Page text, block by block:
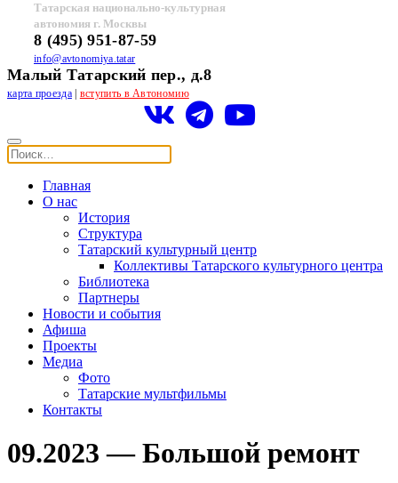
Татарская национально-культурная
автономия г. Москвы
8 (495) 951-87-59
info@avtonomiya.tatar
Малый Татарский пер., д.8
карта проезда| вступить в Автономию
Главная
О нас
История
Структура
Татарский культурный центр
Коллективы Татарского культурного центра
Библиотека
Партнеры
Новости и события
Афиша
Проекты
Медиа
Фото
Татарские мультфильмы
Контакты
09.2023 — Большой ремонт